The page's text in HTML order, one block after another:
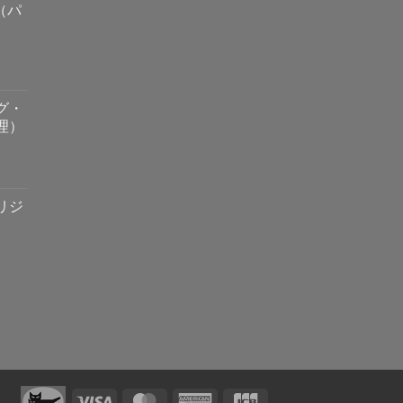
パ
・
ジ
Visa MasterCardAmerican